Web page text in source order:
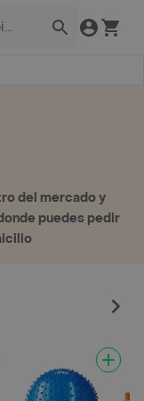
del mercado y
puedes pedir